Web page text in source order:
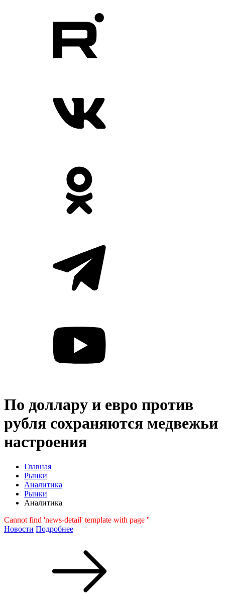
По доллару и евро против
рубля сохраняются медвежьи
настроения
Главная
Рынки
Аналитика
Рынки
Аналитика
Cannot find 'news-detail' template with page ''
Новости Подробнее